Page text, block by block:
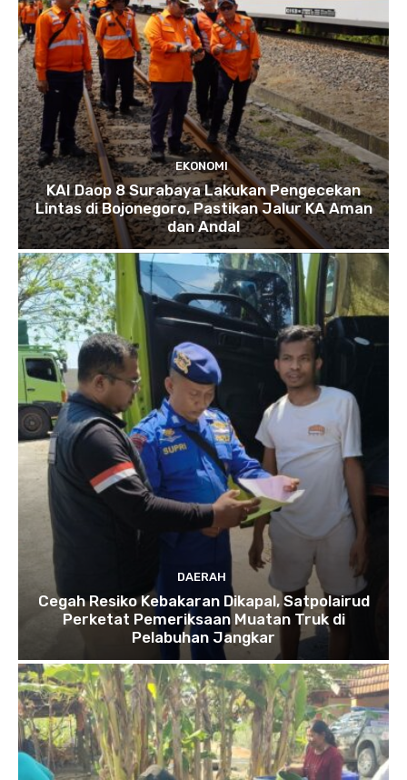
EKONOMI
KAI Daop 8 Surabaya Lakukan Pengecekan
Lintas di Bojonegoro, Pastikan Jalur KA Aman
dan Andal
DAERAH
Cegah Resiko Kebakaran Dikapal, Satpolairud
Perketat Pemeriksaan Muatan Truk di
Pelabuhan Jangkar